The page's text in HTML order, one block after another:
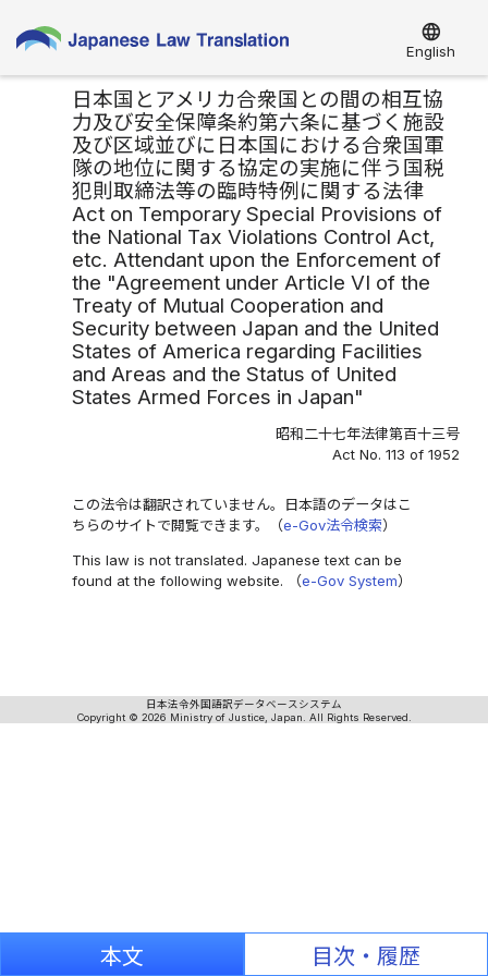
language
English
日本国とアメリカ合衆国との間の相互協
力及び安全保障条約第六条に基づく施設
及び区域並びに日本国における合衆国軍
隊の地位に関する協定の実施に伴う国税
犯則取締法等の臨時特例に関する法律
Act on Temporary Special Provisions of
the National Tax Violations Control Act,
etc. Attendant upon the Enforcement of
the "Agreement under Article VI of the
Treaty of Mutual Cooperation and
Security between Japan and the United
States of America regarding Facilities
and Areas and the Status of United
States Armed Forces in Japan"
昭和二十七年法律第百十三号
Act No. 113 of 1952
この法令は翻訳されていません。日本語のデータはこ
ちらのサイトで閲覧できます。（e-Gov法令検索）
This law is not translated. Japanese text can be
found at the following website. （e-Gov System）
日本法令外国語訳データベースシステム
Copyright © 2026 Ministry of Justice, Japan. All Rights Reserved.
本文 目次・履歴